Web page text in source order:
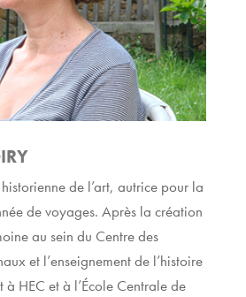
de l’art, autrice pour la
de voyages. Après la création
au sein du Centre des
et l’enseignement de l’histoire
à HEC et à l’École Centrale de